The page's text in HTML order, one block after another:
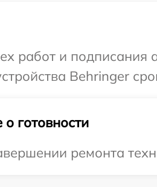
работ и
Behringer
готовности
ремонта